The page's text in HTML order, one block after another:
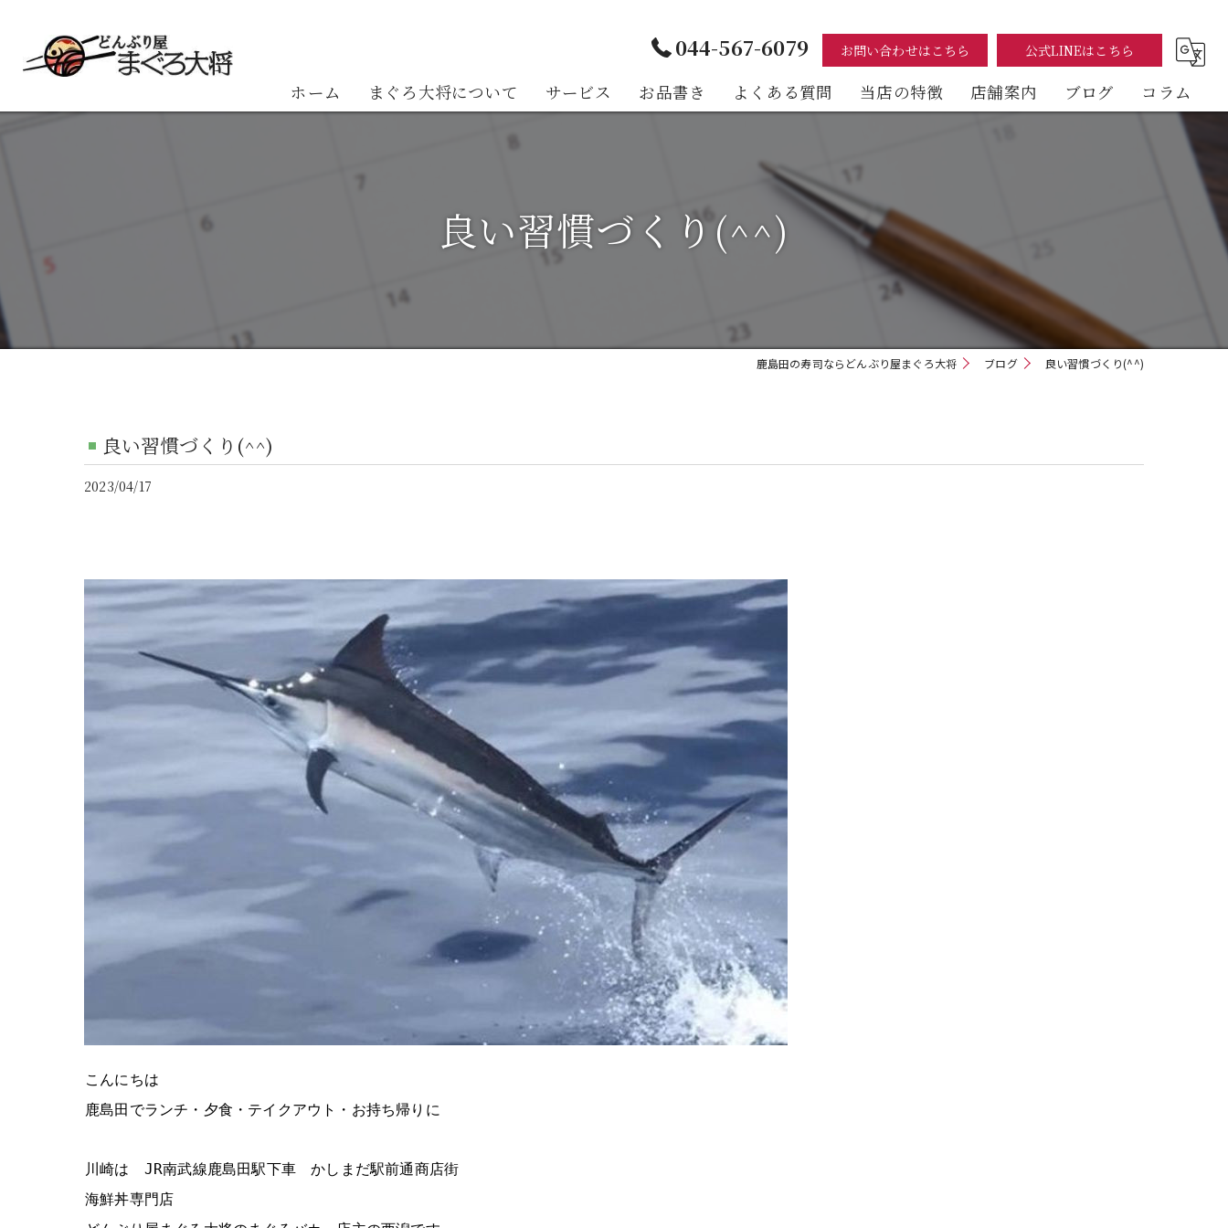
044-567-6079 お問い合わせはこちら 公式LINEはこちら
ホーム まぐろ大将について サービス お品書き よくある質問 当店の特徴
海鮮丼
テイクアウト
デリバリー
店舗案内 ブログ コラム
良い習慣づくり(^^)
鹿島田の寿司ならどんぶり屋まぐろ大将 ブログ 良い習慣づくり(^^)
良い習慣づくり(^^)
2023/04/17
こんにちは
鹿島田でランチ・夕食・テイクアウト・お持ち帰りに
川崎は JR南武線鹿島田駅下車 かしまだ駅前通商店街
海鮮丼専門店